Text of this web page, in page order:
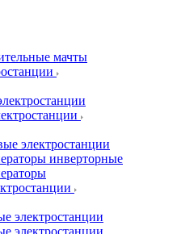
мачты
электростанции
инверторные
электростанции
электростанции